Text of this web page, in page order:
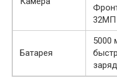
32МП
Батарея
5000